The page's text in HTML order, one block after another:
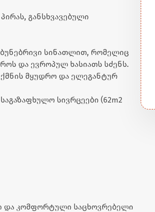
განსხვავებული
ბუნებრივი სინათლით, რომელიც
და ევროპულ ხასიათს სძენს.
მყუდრო და ელეგანტურ
სივრცეები (62m2
და კომფორტული საცხოვრებელი